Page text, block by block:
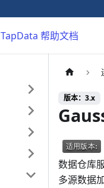
TapData 帮助文档
版本：3.x
数据仓库
多源数据